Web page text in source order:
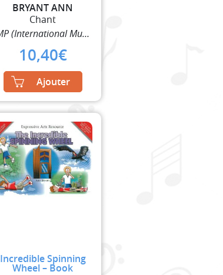
BRYANT ANN
Chant
IMP (International Music Publisher)
10,40€
Ajouter
Incredible Spinning
Wheel – Book